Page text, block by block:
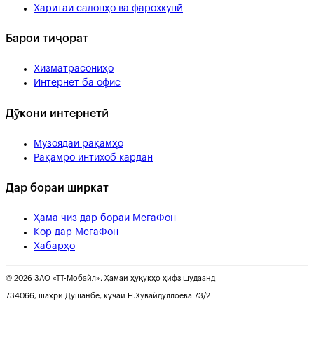
Харитаи салонҳо ва фарохкунӣ
Барои тиҷорат
Хизматрасониҳо
Интернет ба офис
Дӯкони интернетӣ
Музоядаи рақамҳо
Рақамро интихоб кардан
Дар бораи ширкат
Ҳама чиз дар бораи МегаФон
Кор дар МегаФон
Хабарҳо
© 2026 ЗАО «ТТ-Мобайл». Ҳамаи ҳуқуқҳо ҳифз шудаанд
734066, шаҳри Душанбе, кӯчаи Н.Хувайдуллоева 73/2